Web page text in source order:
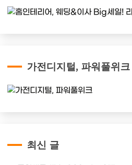
가전디지털, 파워풀위크
최신 글